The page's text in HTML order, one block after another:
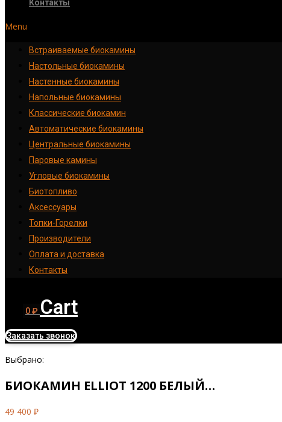
Контакты
Menu
Встраиваемые биокамины
Настoльные биокамины
Настенные биокамины
Напольные биокамины
Классические биокамин
Автоматические биокамины
Центральные биокамины
Паровые камины
Угловые биокамины
Биотопливо
Аксессуары
Топки-Горелки
Производители
Оплата и доставка
Контакты
0₽ Cart
Заказать звонок
Выбрано:
БИОКАМИН ELLIOT 1200 БЕЛЫЙ…
49 400 ₽